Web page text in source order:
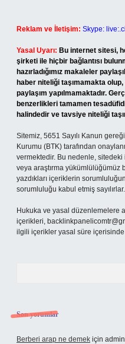
Reklam ve İletişim: Skype:
Yasal Uyarı: Bu internet sitesi,
şirketi ile hiçbir bağlantısı
hazırladığımız makaleler
haber niteliği taşımamakta
paylaşım yapılmamaktadır.
benzerlikleri tamamen
halindedir ve tavsiye niteliği
Sitemiz, 5651 Sayılı Kanun
Kurumu (BTK) tarafından
vermektedir. Bu nedenle,
veya araştırma yükümlülüğümüz
yazdıkları içeriklerin
sorumluluğu kabul etmiş sayılırlar.
Hukuka ve yasal düzenlemelere
içerikleri,
ilgili içerikler yasal süre içerisinde
Son yorumlar
Berberi arap ne demek için admin